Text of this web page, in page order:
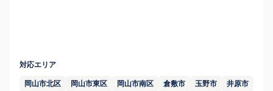
対応エリア
岡山市北区 岡山市東区 岡山市南区 倉敷市 玉野市
井原市